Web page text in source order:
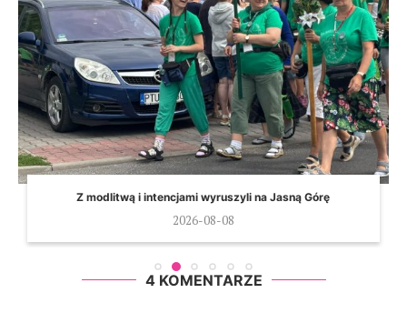
Z modlitwą i intencjami wyruszyli na Jasną Górę
2026-08-08
4 KOMENTARZE